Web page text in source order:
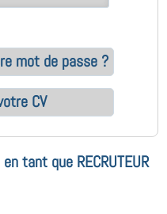
mot de passe ?
CV
tant que RECRUTEUR